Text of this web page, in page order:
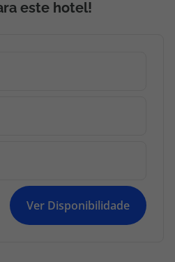
este hotel!
Ver Disponibilidade